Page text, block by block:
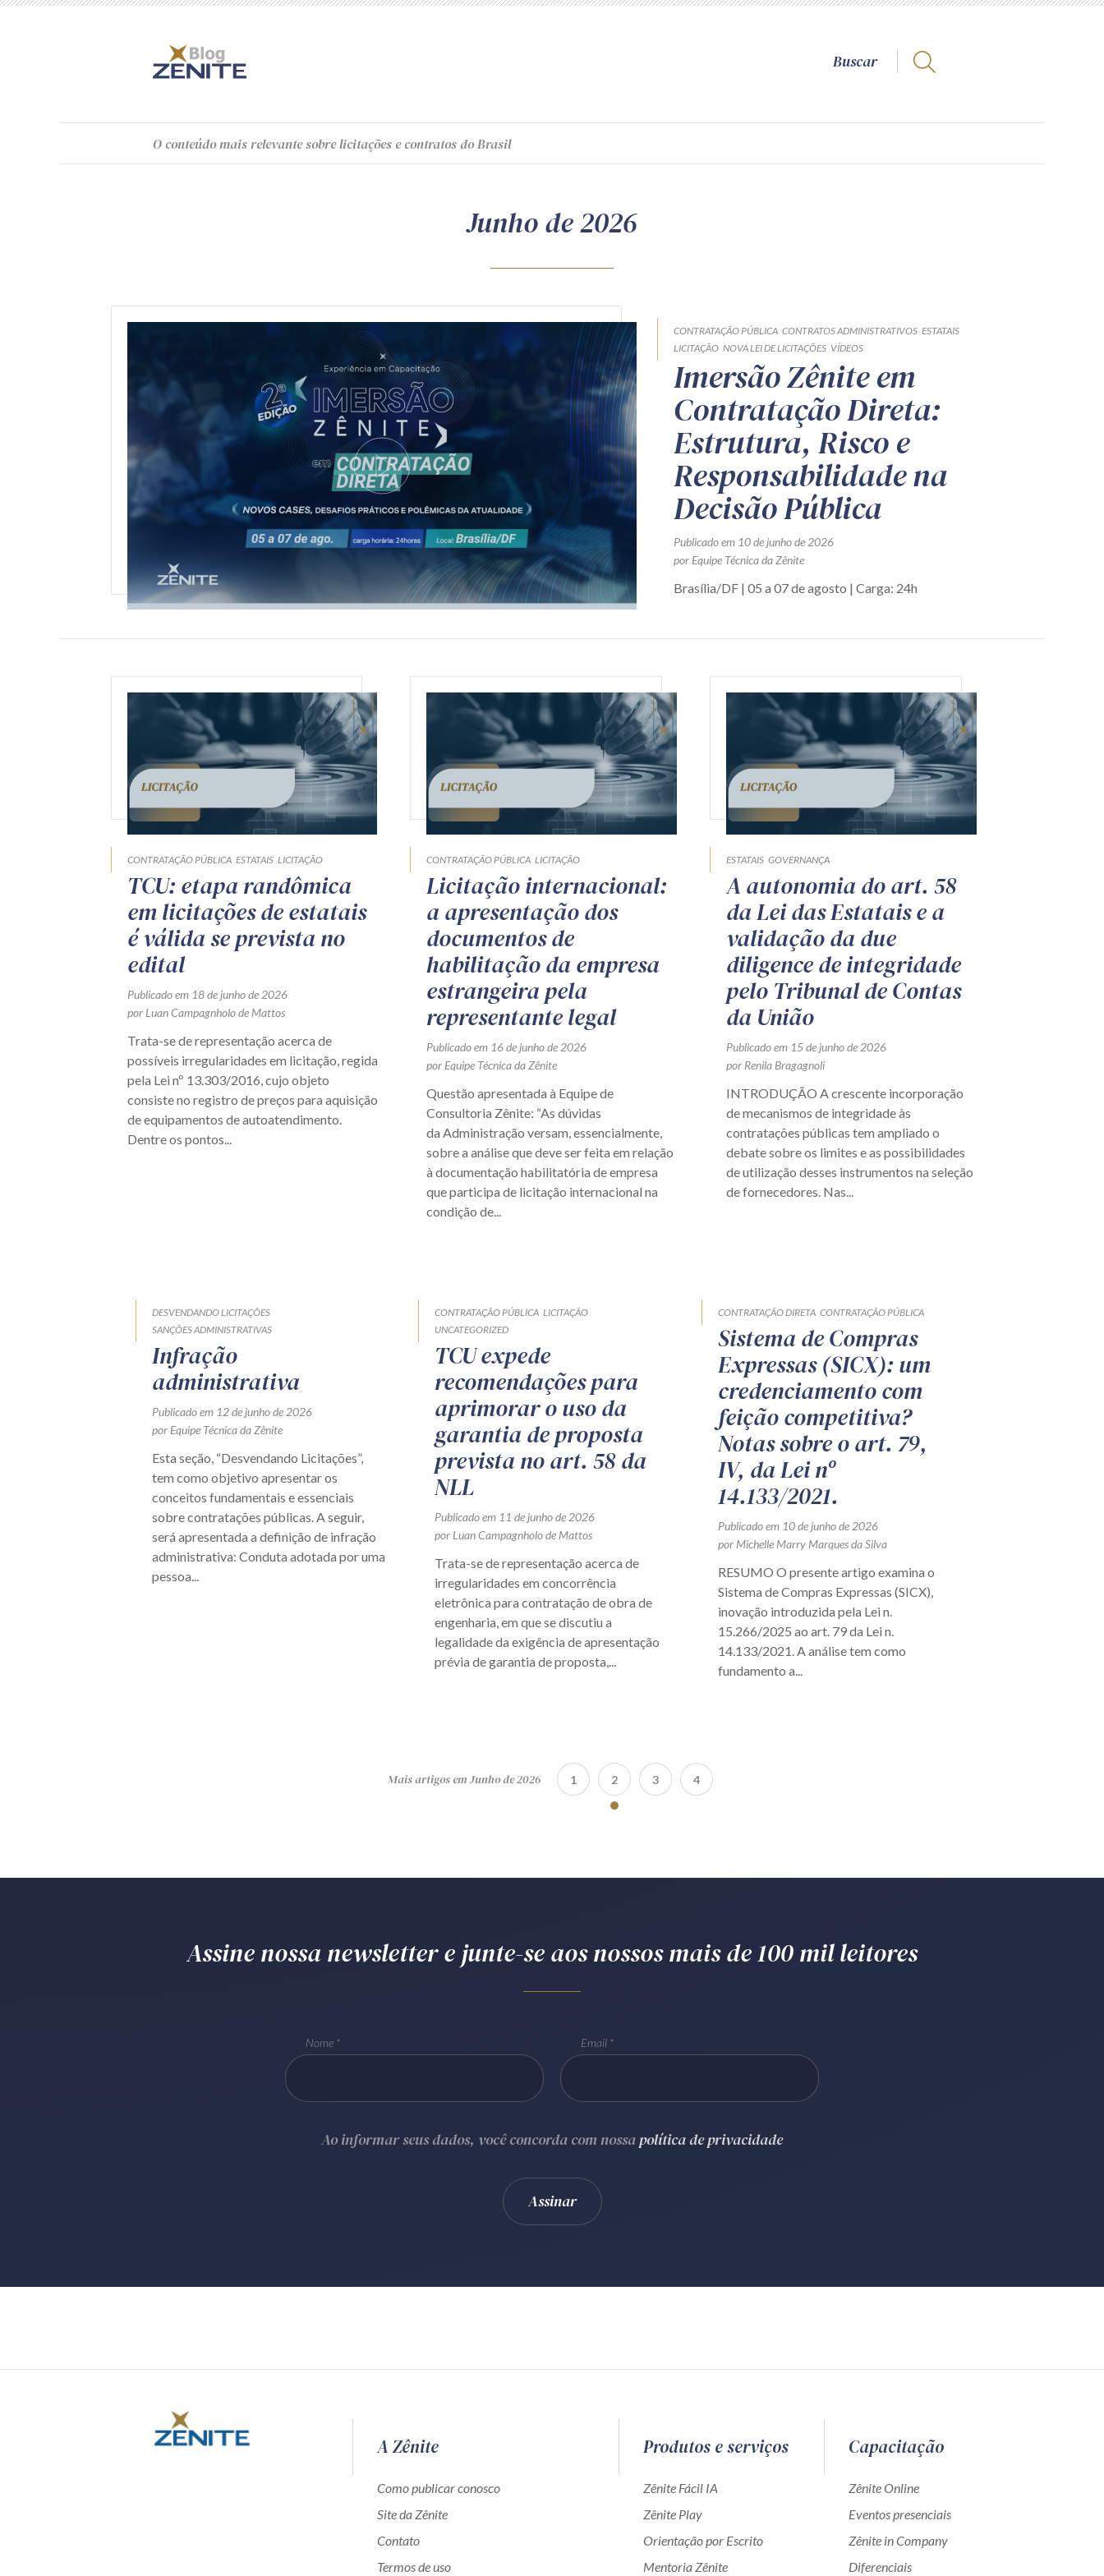
O conteúdomais relevante sobre licitações e contratos do Brasil
Junho de 2026
CONTRATAÇÃO PÚBLICA CONTRATOS ADMINISTRATIVOS ESTATAIS
LICITAÇÃO NOVA LEI DE LICITAÇÕES VÍDEOS
Imersão Zênite em
Contratação Direta:
Estrutura, Risco e
Responsabilidade na
Decisão Pública
Publicado em 10 de junho de 2026
por Equipe Técnica da Zênite
Brasília/DF | 05 a 07 de agosto | Carga: 24h
CONTRATAÇÃO PÚBLICA ESTATAIS LICITAÇÃO
TCU: etapa randômica
em licitações de estatais
é válida se prevista no
edital
Publicado em 18 de junho de 2026
por Luan Campagnholo de Mattos
Trata-se de representação acerca de
possíveis irregularidades em licitação, regida
pela Lei nº 13.303/2016, cujo objeto
consiste no registro de preços para aquisição
de equipamentos de autoatendimento.
Dentre os pontos...
CONTRATAÇÃO PÚBLICA LICITAÇÃO
Licitação internacional:
a apresentação dos
documentos de
habilitação da empresa
estrangeira pela
representante legal
Publicado em 16 de junho de 2026
por Equipe Técnica da Zênite
Questão apresentada à Equipe de
Consultoria Zênite: “As dúvidas
da Administração versam, essencialmente,
sobre a análise que deve ser feita em relação
à documentação habilitatória de empresa
que participa de licitação internacional na
condição de...
ESTATAIS GOVERNANÇA
A autonomia do art. 58
da Lei das Estatais e a
validação da due
diligence de integridade
pelo Tribunal de Contas
da União
Publicado em 15 de junho de 2026
por Renila Bragagnoli
INTRODUÇÃO A crescente incorporação
de mecanismos de integridade às
contratações públicas tem ampliado o
debate sobre os limites e as possibilidades
de utilização desses instrumentos na seleção
de fornecedores. Nas...
DESVENDANDO LICITAÇÕES
SANÇÕES ADMINISTRATIVAS
Infração
administrativa
Publicado em 12 de junho de 2026
por Equipe Técnica da Zênite
Esta seção, “Desvendando Licitações”,
tem como objetivo apresentar os
conceitos fundamentais e essenciais
sobre contratações públicas. A seguir,
será apresentada a definição de infração
administrativa: Conduta adotada por uma
pessoa...
CONTRATAÇÃO PÚBLICA LICITAÇÃO
UNCATEGORIZED
TCU expede
recomendações para
aprimorar o uso da
garantia de proposta
prevista no art. 58 da
NLL
Publicado em 11 de junho de 2026
por Luan Campagnholo de Mattos
Trata-se de representação acerca de
irregularidades em concorrência
eletrônica para contratação de obra de
engenharia, em que se discutiu a
legalidade da exigência de apresentação
prévia de garantia de proposta,...
CONTRATAÇÃO DIRETA CONTRATAÇÃO PÚBLICA
Sistema de Compras
Expressas (SICX): um
credenciamento com
feição competitiva?
Notas sobre o art. 79,
IV, da Lei nº
14.133/2021.
Publicado em 10 de junho de 2026
por Michelle Marry Marques da Silva
RESUMO O presente artigo examina o
Sistema de Compras Expressas (SICX),
inovação introduzida pela Lei n.
15.266/2025 ao art. 79 da Lei n.
14.133/2021. A análise tem como
fundamento a...
Mais artigos em Junho de 2026 1 2 3 4
Assine nossa newsletter e junte-se aos nossos mais de 100 mil leitores
Nome Email
Ao informar seus dados, você concorda com nossapolítica de privacidade
A Zênite
Como publicar conosco
Site da Zênite
Contato
Termos de uso
Produtos e serviços
Zênite Fácil IA
Zênite Play
Orientação por Escrito
Mentoria Zênite
Capacitação
Zênite Online
Eventos presenciais
Zênite in Company
Diferenciais